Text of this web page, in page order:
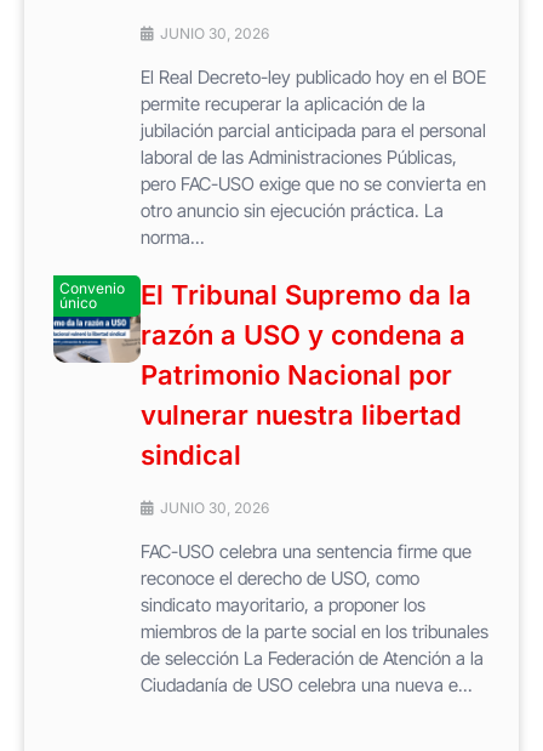
JUNIO 30, 2026
El Real Decreto-ley publicado hoy en el BOE
permite recuperar la aplicación de la
jubilación parcial anticipada para el personal
laboral de las Administraciones Públicas,
pero FAC-USO exige que no se convierta en
otro anuncio sin ejecución práctica. La
norma...
Convenio
único
El Tribunal Supremo da la
razón a USO y condena a
Patrimonio Nacional por
vulnerar nuestra libertad
sindical
JUNIO 30, 2026
FAC-USO celebra una sentencia firme que
reconoce el derecho de USO, como
sindicato mayoritario, a proponer los
miembros de la parte social en los tribunales
de selección La Federación de Atención a la
Ciudadanía de USO celebra una nueva e...